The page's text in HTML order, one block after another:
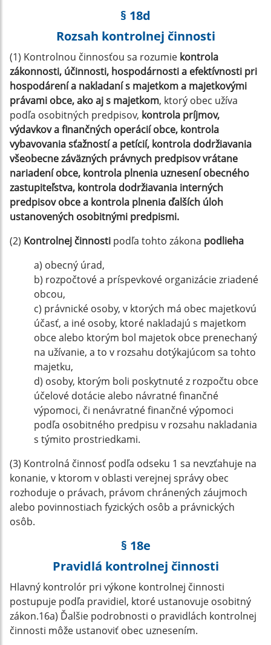
§ 18d
Rozsah kontrolnej činnosti
(1) Kontrolnou činnosťou sa rozumie kontrola
zákonnosti, účinnosti, hospodárnosti a efektívnosti pri
hospodárení a nakladaní s majetkom a majetkovými
právami obce, ako aj s majetkom, ktorý obec užíva
podľa osobitných predpisov, kontrola príjmov,
výdavkov a finančných operácií obce, kontrola
vybavovania sťažností a petícií, kontrola dodržiavania
všeobecne záväzných právnych predpisov vrátane
nariadení obce, kontrola plnenia uznesení obecného
zastupiteľstva, kontrola dodržiavania interných
predpisov obce a kontrola plnenia ďalších úloh
ustanovených osobitnými predpismi.
(2) Kontrolnej činnosti podľa tohto zákona podlieha
a) obecný úrad,
b) rozpočtové a príspevkové organizácie zriadené
obcou,
c) právnické osoby, v ktorých má obec majetkovú
účasť, a iné osoby, ktoré nakladajú s majetkom
obce alebo ktorým bol majetok obce prenechaný
na užívanie, a to v rozsahu dotýkajúcom sa tohto
majetku,
d) osoby, ktorým boli poskytnuté z rozpočtu obce
účelové dotácie alebo návratné finančné
výpomoci, či nenávratné finančné výpomoci
podľa osobitného predpisu v rozsahu nakladania
s týmito prostriedkami.
(3) Kontrolná činnosť podľa odseku 1 sa nevzťahuje na
konanie, v ktorom v oblasti verejnej správy obec
rozhoduje o právach, právom chránených záujmoch
alebo povinnostiach fyzických osôb a právnických
osôb.
§ 18e
Pravidlá kontrolnej činnosti
Hlavný kontrolór pri výkone kontrolnej činnosti
postupuje podľa pravidiel, ktoré ustanovuje osobitný
zákon.16a) Ďalšie podrobnosti o pravidlách kontrolnej
činnosti môže ustanoviť obec uznesením.